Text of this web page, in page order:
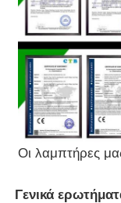
Οι λαμπτήρες
Γενικά